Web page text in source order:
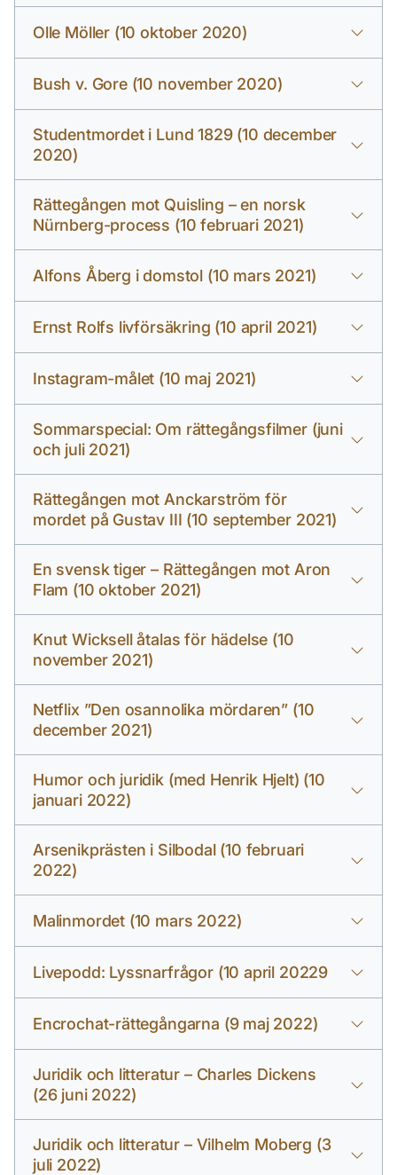
Olle Möller (10 oktober 2020)
Bush v. Gore (10 november 2020)
Studentmordet i Lund 1829 (10 december
2020)
Rättegången mot Quisling – en norsk
Nürnberg-process (10 februari 2021)
Alfons Åberg i domstol (10 mars 2021)
Ernst Rolfs livförsäkring (10 april 2021)
Instagram-målet (10 maj 2021)
Sommarspecial: Om rättegångsfilmer (juni
och juli 2021)
Rättegången mot Anckarström för
mordet på Gustav III (10 september 2021)
En svensk tiger – Rättegången mot Aron
Flam (10 oktober 2021)
Knut Wicksell åtalas för hädelse (10
november 2021)
Netflix ”Den osannolika mördaren” (10
december 2021)
Humor och juridik (med Henrik Hjelt) (10
januari 2022)
Arsenikprästen i Silbodal (10 februari
2022)
Malinmordet (10 mars 2022)
Livepodd: Lyssnarfrågor (10 april 20229
Encrochat-rättegångarna (9 maj 2022)
Juridik och litteratur – Charles Dickens
(26 juni 2022)
Juridik och litteratur – Vilhelm Moberg (3
juli 2022)